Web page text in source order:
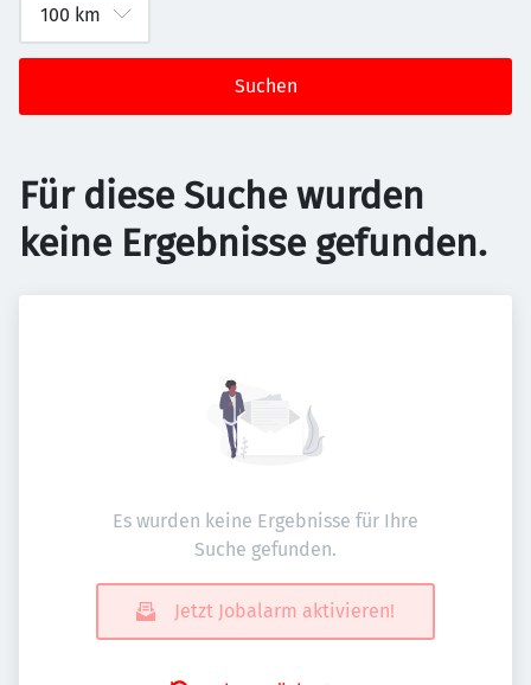
Suchen
Für diese Suche wurden
keine Ergebnisse gefunden.
Es wurden keine Ergebnisse für Ihre
Suche gefunden.
Jetzt Jobalarm aktivieren!